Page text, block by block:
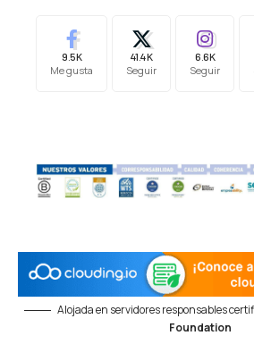
9.5K
Me gusta
41.4K
Seguir
6.6K
Seguir
Alojada en servidores responsables
Foundation